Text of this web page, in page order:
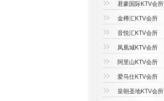
君豪国际KTV会所
金樽汇KTV会所
音悦汇KTV会所
凤凰城KTV会所
阿里山KTV会所
爱马仕KTV会所
皇朝圣地KTV会所